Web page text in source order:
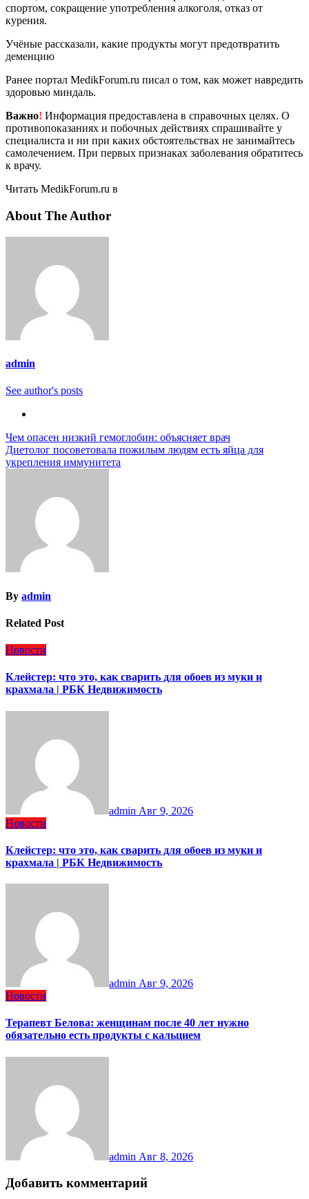
спортом, сокращение употребления алкоголя, отказ от
курения.
Учёные рассказали, какие продукты могут предотвратить
деменцию
Ранее портал MedikForum.ru писал о том, как может навредить
здоровью миндаль.
Важно! Информация предоставлена в справочных целях. О
противопоказаниях и побочных действиях спрашивайте у
специалиста и ни при каких обстоятельствах не занимайтесь
самолечением. При первых признаках заболевания обратитесь
к врачу.
Читать MedikForum.ru в
About The Author
admin
See author's posts
Навигация
по
Чем опасен низкий гемоглобин: объясняет врач
Диетолог посоветовала пожилым людям есть яйца для
укрепления иммунитета
By admin
Related Post
Новости
Клейстер: что это, как сварить для обоев из муки и
крахмала | РБК Недвижимость
admin Авг 9, 2026
Новости
Клейстер: что это, как сварить для обоев из муки и
крахмала | РБК Недвижимость
admin Авг 9, 2026
Новости
Терапевт Белова: женщинам после 40 лет нужно
обязательно есть продукты с кальцием
admin Авг 8, 2026
Добавить комментарий